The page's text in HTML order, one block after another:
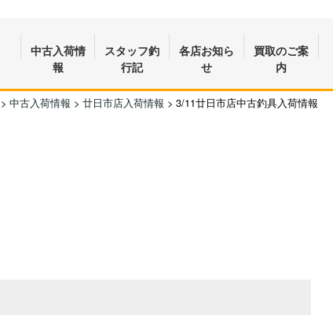
中古入荷情
報
スタッフ釣
行記
各店お知ら
せ
買取のご案
内
> 中古入荷情報 > 廿日市店入荷情報 > 3/11廿日市店中古釣具入荷情報